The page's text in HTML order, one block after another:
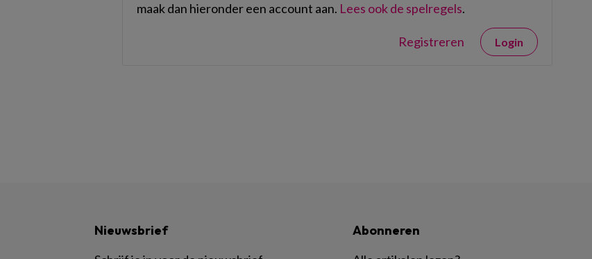
maak dan hieronder een account aan. Lees ook de spelregels.
Registreren Login
Nieuwsbrief Abonneren